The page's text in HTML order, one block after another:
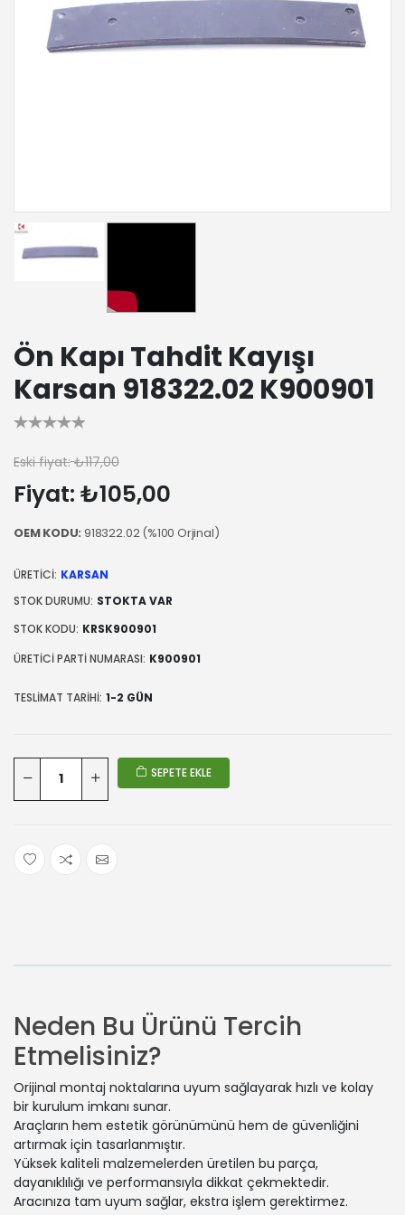
Ön Kapı Tahdit Kayışı
Karsan 918322.02 K900901
Eski fiyat: ₺117,00
Fiyat: ₺105,00
OEM KODU: 918322.02 (%100 Orjinal)
ÜRETICI: KARSAN
STOK DURUMU: STOKTA VAR
STOK KODU: KRSK900901
ÜRETICI PARTI NUMARASI: K900901
TESLIMAT TARIHI: 1-2 GÜN
SEPETE EKLE
Neden Bu Ürünü Tercih
Etmelisiniz?
Orijinal montaj noktalarına uyum sağlayarak hızlı ve kolay
bir kurulum imkanı sunar.
Araçların hem estetik görünümünü hem de güvenliğini
artırmak için tasarlanmıştır.
Yüksek kaliteli malzemelerden üretilen bu parça,
dayanıklılığı ve performansıyla dikkat çekmektedir.
Aracınıza tam uyum sağlar, ekstra işlem gerektirmez.